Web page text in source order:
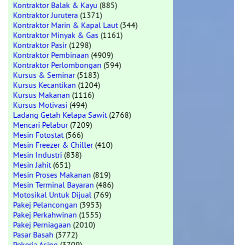
Kontraktor Balak & Kayu (885)
Kontraktor Jurutera (1371)
Kontraktor Marin & Kapal Laut(344)
Kontraktor Minyak & Gas (1161)
Kontraktor Pasir(1298)
Kontraktor Pembinaan (4909)
Kontraktor Perlombongan (594)
Kursus & Seminar(5183)
Kursus Kecantikan (1204)
Kursus Makanan (1116)
Kursus Motivasi (494)
Ladang Getah Kelapa Sawit(2768)
Mencari Pelabur(7209)
Mesin Fotostat(566)
Mesin Freezer & Chiller(410)
Mesin Industri (838)
Mesin Jahit(651)
Mesin Proses Makanan (819)
Mesin Terminal Bayaran (486)
Motosikal Untuk Dijual (769)
Pakej Pelancongan (3953)
Pakej Perkahwinan (1555)
Pakej Perniagaan (2010)
Pasar Basah (3772)